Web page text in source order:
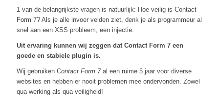
1 van de belangrijkste vragen is natuurlijk: Hoe veilig is Contact
Form 7? Als je alle invoer velden ziet, denk je als programmeur al
snel aan een XSS probleem, een injectie.
Uit ervaring kunnen wij zeggen dat Contact Form 7 een
goede en stabiele plugin is.
Wij gebruiken Contact Form 7al een ruime 5 jaar voor diverse
websites en hebben er nooit problemen mee ondervonden. Zowel
qua werking als qua veiligheid!